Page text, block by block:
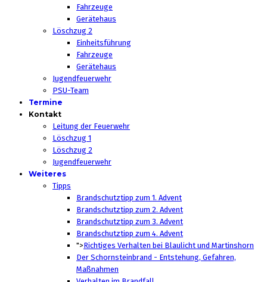
Fahrzeuge
Gerätehaus
Löschzug 2
Einheitsführung
Fahrzeuge
Gerätehaus
Jugendfeuerwehr
PSU-Team
Termine
Kontakt
Leitung der Feuerwehr
Löschzug 1
Löschzug 2
Jugendfeuerwehr
Weiteres
Tipps
Brandschutztipp zum 1. Advent
Brandschutztipp zum 2. Advent
Brandschutztipp zum 3. Advent
Brandschutztipp zum 4. Advent
">Richtiges Verhalten bei Blaulicht und Martinshorn
Der Schornsteinbrand - Entstehung, Gefahren,
Maßnahmen